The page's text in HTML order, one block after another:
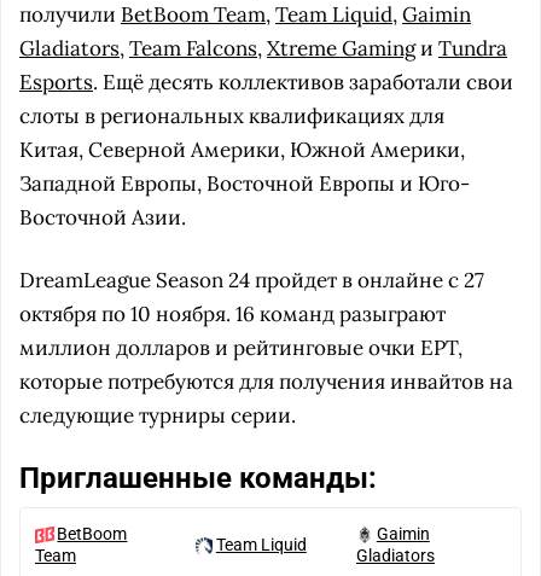
получили BetBoom Team,Team Liquid,Gaimin
Gladiators,Team Falcons,Xtreme Gamingи Tundra
Esports. Ещё десять коллективов заработали свои
слоты в региональных квалификациях для
Китая, Северной Америки, Южной Америки,
Западной Европы, Восточной Европы и Юго-
Восточной Азии.
DreamLeague Season 24 пройдет в онлайне с 27
октября по 10 ноября. 16 команд разыграют
миллион долларов и рейтинговые очки EPT,
которые потребуются для получения инвайтов на
следующие турниры серии.
Приглашенные команды:
BetBoom
Team
Team Liquid
Gaimin
Gladiators